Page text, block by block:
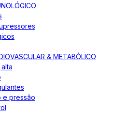
& METABÓLICO
e pressão